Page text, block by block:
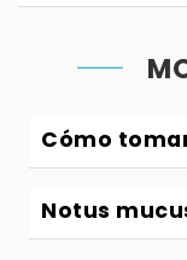
Cómo
Notus